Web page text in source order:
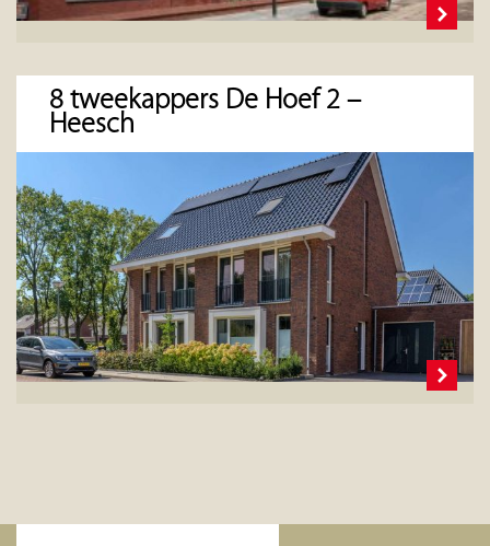
8 tweekappers De Hoef 2 –
Heesch